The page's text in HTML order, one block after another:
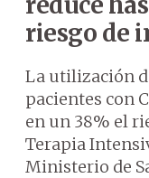
riesgo de
La utilización
pacientes con
en un 38% el
Terapia
Ministerio de